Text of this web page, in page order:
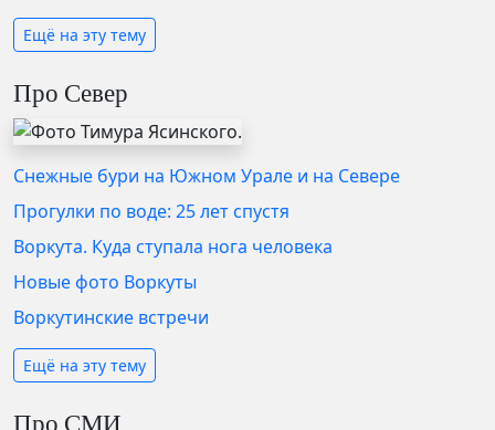
Ещё на эту тему
Про Север
Снежные бури на Южном Урале и на Севере
Прогулки по воде: 25 лет спустя
Воркута. Куда ступала нога человека
Новые фото Воркуты
Воркутинские встречи
Ещё на эту тему
Про СМИ